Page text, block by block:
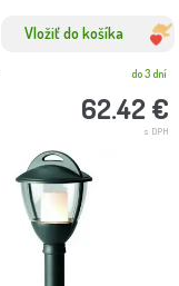
Vložiť do košíka
62.42 €
s DPH
do 3 dní